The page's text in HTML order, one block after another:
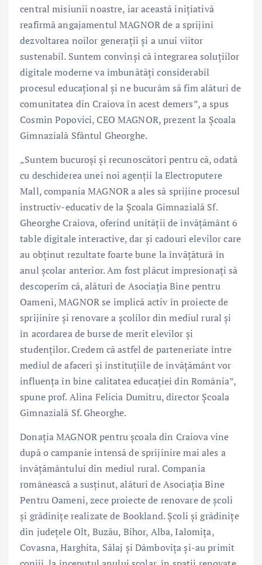
central misiunii noastre, iar această inițiativă
reafirmă angajamentul MAGNOR de a sprijini
dezvoltarea noilor generații și a unui viitor
sustenabil. Suntem convinși că integrarea soluțiilor
digitale moderne va îmbunătăți considerabil
procesul educațional și ne bucurăm să fim alături de
comunitatea din Craiova în acest demers”, a spus
Cosmin Popovici, CEO MAGNOR, prezent la Școala
Gimnazială Sfântul Gheorghe.
„Suntem bucuroși și recunoscători pentru că, odată
cu deschiderea unei noi agenții la Electroputere
Mall, compania MAGNOR a ales să sprijine procesul
instructiv-educativ de la Școala Gimnazială Sf.
Gheorghe Craiova, oferind unității de învățământ 6
table digitale interactive, dar și cadouri elevilor care
au obținut rezultate foarte bune la învățătură în
anul școlar anterior. Am fost plăcut impresionați să
descoperim că, alături de Asociația Bine pentru
Oameni, MAGNOR se implică activ în proiecte de
sprijinire și renovare a școlilor din mediul rural și
în acordarea de burse de merit elevilor și
studenților. Credem că astfel de parteneriate între
mediul de afaceri și instituțiile de învățământ vor
influența în bine calitatea educației din România”,
spune prof. Alina Felicia Dumitru, director Școala
Gimnazială Sf. Gheorghe.
Donația MAGNOR pentru școala din Craiova vine
după o campanie intensă de sprijinire mai ales a
învățământului din mediul rural. Compania
românească a susținut, alături de Asociația Bine
Pentru Oameni, zece proiecte de renovare de școli
și grădinițe realizate de Bookland. Școli și grădinițe
din județele Olt, Buzău, Bihor, Alba, Ialomița,
Covasna, Harghita, Sălaj și Dâmbovița și-au primit